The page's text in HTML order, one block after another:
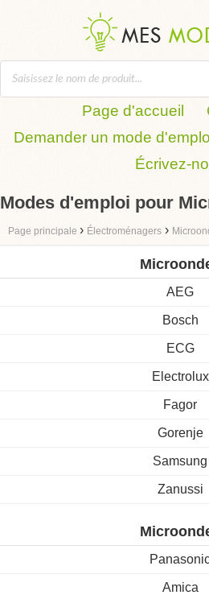
Page d'accueil
Demander un mode
Écrivez-
Modes d'emploi pour
Page principale › Électroménagers ›
AEG
Bosch
ECG
Electrolux
Fagor
Gorenje
Samsung
Zanussi
Amica